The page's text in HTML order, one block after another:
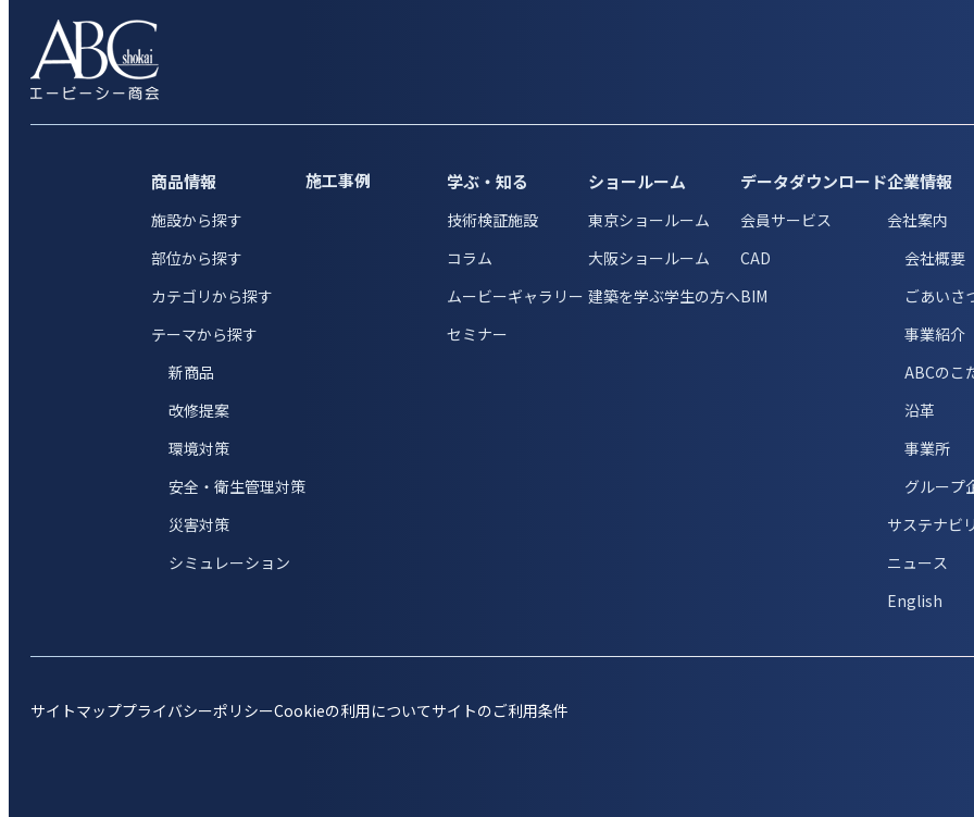
商品情報
施設から探す
部位から探す
カテゴリから探す
テーマから探す
新商品
改修提案
環境対策
安全・衛生管理対策
災害対策
シミュレーション
施工事例 学ぶ・知る
技術検証施設
コラム
ムービーギャラリー
セミナー
ショールーム
東京ショールーム
大阪ショールーム
建築を学ぶ学生の方へ
データダウンロード
会員サービス
CAD
BIM
企業情報
会社案内
会社概要
ごあいさ
事業紹介
ABCのこ
沿革
事業所
グループ
サステナビ
ニュース
English
サイトマッププライバシーポリシーCookieの利用についてサイトのご利用条件